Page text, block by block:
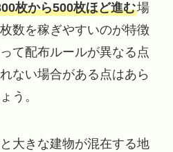
枚から500枚ほど進む場
数を稼ぎやすいのが特徴
て配布ルールが異なる点
ない場合がある点はあら
う。
大きな建物が混在する地